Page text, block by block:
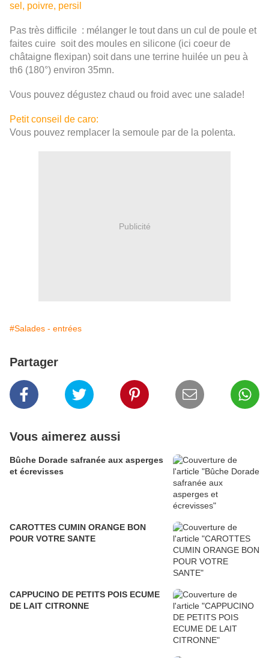
sel, poivre, persil
Pas très difficile : mélanger le tout dans un cul de poule et
faites cuire soit des moules en silicone (ici coeur de
châtaigne flexipan) soit dans une terrine huilée un peu à
th6 (180°) environ 35mn.
Vous pouvez dégustez chaud ou froid avec une salade!
Petit conseil de caro:
Vous pouvez remplacer la semoule par de la polenta.
Publicité
#Salades - entrées
Partager
Vous aimerez aussi
Bûche Dorade safranée aux asperges
et écrevisses
CAROTTES CUMIN ORANGE BON
POUR VOTRE SANTE
CAPPUCINO DE PETITS POIS ECUME
DE LAIT CITRONNE